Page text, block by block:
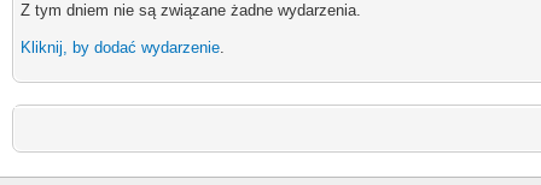
Z tym dniem nie są związane żadne wydarzenia.
Kliknij, by dodać wydarzenie.